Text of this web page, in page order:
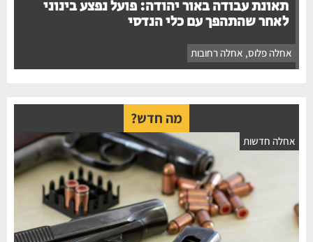
תאונת עבודה באור יהודה: פועל נפצע בינוני
לאחר שהתהפך עם כלי הנדסי
אחלה פלוס ,אחלה רחובות
מה חדש?
חדשות